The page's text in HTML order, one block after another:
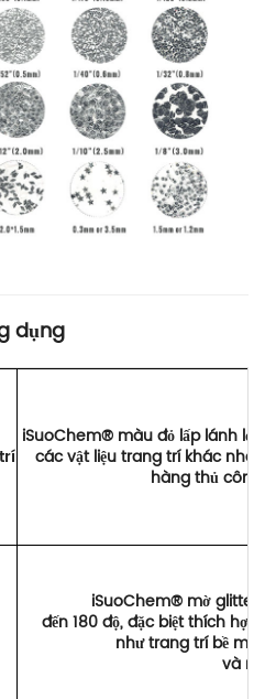
dụng
iSuoChem® màu đỏ lấp lánh
các vật liệu trang trí khác
hàng thủ
iSuoChem® mờ glitter
đến 180 độ, đặc biệt thích
như trang trí bề
và